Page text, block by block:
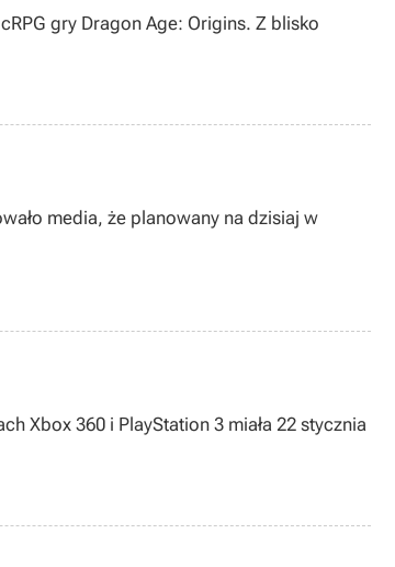
gry Dragon Age: Origins. Z blisko
media, że planowany na dzisiaj w
Xbox 360 i PlayStation 3 miała 22 stycznia